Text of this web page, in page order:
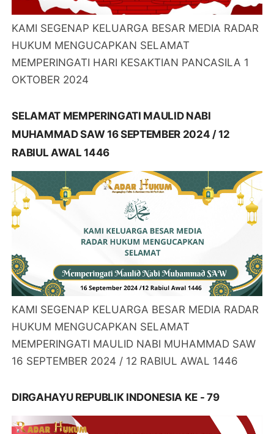
KAMI SEGENAP KELUARGA BESAR MEDIA RADAR
HUKUM MENGUCAPKAN SELAMAT
MEMPERINGATI HARI KESAKTIAN PANCASILA 1
OKTOBER 2024
SELAMAT MEMPERINGATI MAULID NABI
MUHAMMAD SAW 16 SEPTEMBER 2024 / 12
RABIUL AWAL 1446
KAMI SEGENAP KELUARGA BESAR MEDIA RADAR
HUKUM MENGUCAPKAN SELAMAT
MEMPERINGATI MAULID NABI MUHAMMAD SAW
16 SEPTEMBER 2024 / 12 RABIUL AWAL 1446
DIRGAHAYU REPUBLIK INDONESIA KE - 79